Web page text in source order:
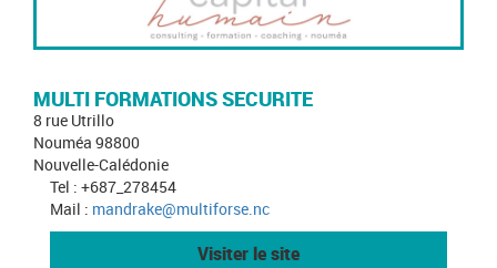
MULTI FORMATIONS SECURITE
8 rue Utrillo
Nouméa 98800
Nouvelle-Calédonie
Tel : +687_278454
Mail : mandrake@multiforse.nc
Visiter le site